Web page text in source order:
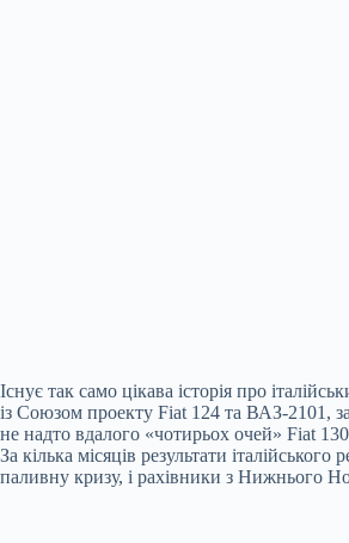
Існує так само цікава історія про
із Союзом проекту Fiat 124 та ВАЗ-2101,
не надто вдалого «чотирьох очей» Fiat
За кілька місяців результати
паливну кризу, і рахівники з Нижнього